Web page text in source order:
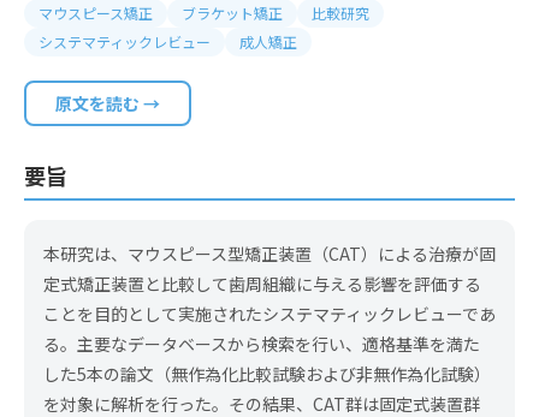
マウスピース矯正 ブラケット矯正
比較研究
システマティックレビュー
成人矯正
原文を読む →
要旨
本研究は、マウスピース型矯正装置（CAT）による治療が固
定式矯正装置と比較して歯周組織に与える影響を評価する
ことを目的として実施されたシステマティックレビューであ
る。主要なデータベースから検索を行い、適格基準を満た
した5本の論文（無作為化比較試験および非無作為化試験）
を対象に解析を行った。その結果、CAT群は固定式装置群